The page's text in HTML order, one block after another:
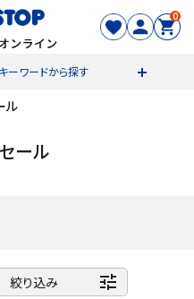
0
キーワードから探す
ル
ール
絞り込み tune